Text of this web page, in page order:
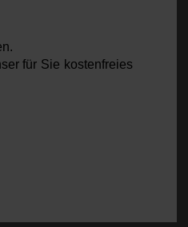
für Sie kostenfreies